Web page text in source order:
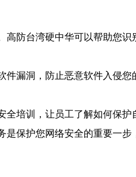
防台湾硬中华可以帮助您识
漏洞，防止恶意软件入侵您
培训，让员工了解如何保护
保护您网络安全的重要一